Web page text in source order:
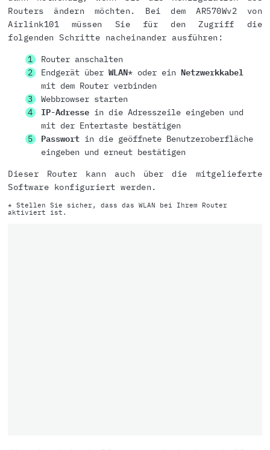
Routers ändern möchten. Bei dem AR570Wv2 von
Airlink101 müssen Sie für den Zugriff die
folgenden Schritte nacheinander ausführen:
Router anschalten
Endgerät über WLAN* oder ein Netzwerkkabel
mit dem Router verbinden
Webbrowser starten
IP-Adressein die Adresszeile eingeben und
mit der Entertaste bestätigen
Passwortin die geöffnete Benutzeroberfläche
eingeben und erneut bestätigen
Dieser Router kann auch über die mitgelieferte
Software konfiguriert werden.
* Stellen Sie sicher, dass das WLAN bei Ihrem Router
aktiviert ist.